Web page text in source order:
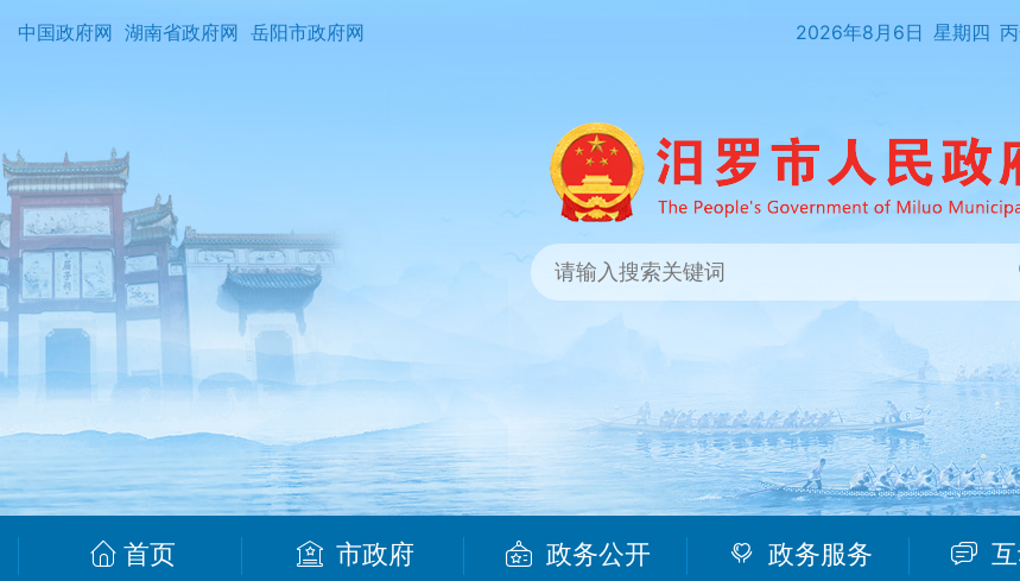
中国政府网 湖南省政府网 岳阳市政府网 2026年8月6日 星期四
首页 市政府 政务公开 政务服务